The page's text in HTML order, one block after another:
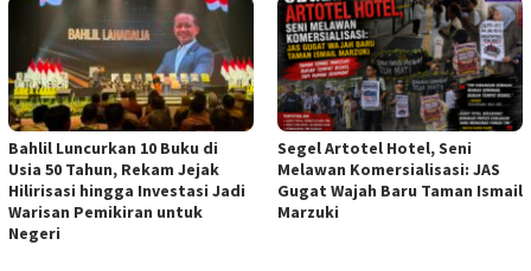
Bahlil Luncurkan 10 Buku di
Usia 50 Tahun, Rekam Jejak
Hilirisasi hingga Investasi Jadi
Warisan Pemikiran untuk
Negeri
Segel Artotel Hotel, Seni
Melawan Komersialisasi: JAS
Gugat Wajah Baru Taman Ismail
Marzuki